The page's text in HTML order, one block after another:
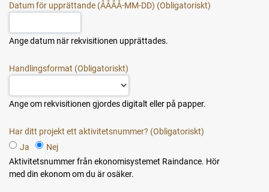
Datum för upprättande (ÅÅÅÅ-MM-DD)
Ange datum när rekvisitionen upprättades.
Handlingsformat
Ange om rekvisitionen gjordes digitalt eller på papper.
Har ditt projekt ett aktivitetsnummer?
Ja
Nej
Aktivitetsnummer från ekonomisystemet Raindance. Hör
med din ekonom om du är osäker.